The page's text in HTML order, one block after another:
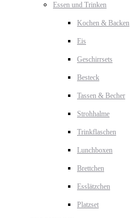
Essen und Trinken
Kochen & Backen
Eis
Geschirrsets
Besteck
Tassen & Becher
Strohhalme
Trinkflaschen
Lunchboxen
Brettchen
Esslätzchen
Platzset